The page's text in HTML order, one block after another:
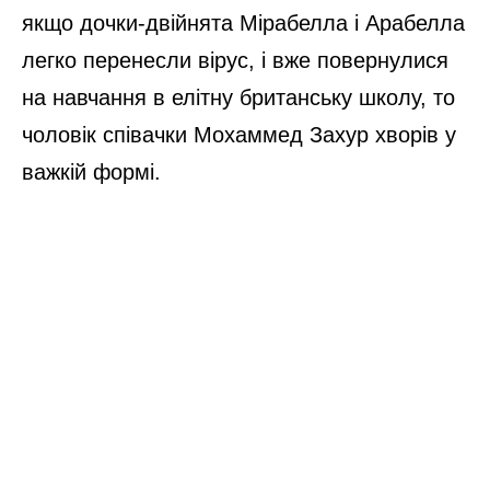
якщо дочки-двійнята Мірабелла і Арабелла
легко перенесли вірус, і вже повернулися
на навчання в елітну британську школу, то
чоловік співачки Мохаммед Захур хворів у
важкій формі.